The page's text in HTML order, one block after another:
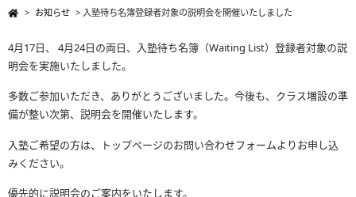
> お知らせ > 入塾待ち名簿登録者対象の説明会を開催いたしました
4月17日、 4月24日の両日、入塾待ち名簿（Waiting List）登録者対象の説
明会を実施いたしました。
多数ご参加いただき、ありがとうございました。今後も、クラス増設の準
備が整い次第、説明会を開催いたします。
入塾ご希望の方は、トップページのお問い合わせフォームよりお申し込
みください。
優先的に説明会のご案内をいたします。